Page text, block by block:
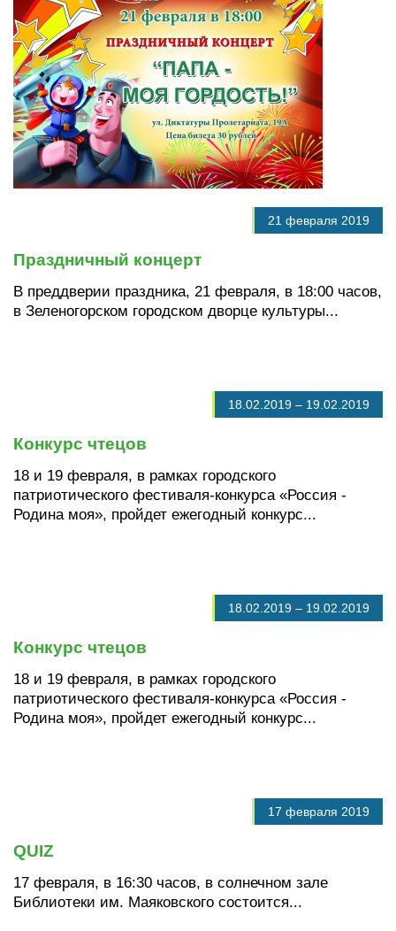
21 февраля 2019
Праздничный концерт
В преддверии праздника, 21 февраля, в 18:00 часов,
в Зеленогорском городском дворце культуры...
18.02.2019 – 19.02.2019
Конкурс чтецов
18 и 19 февраля, в рамках городского
патриотического фестиваля-конкурса «Россия -
Родина моя», пройдет ежегодный конкурс...
18.02.2019 – 19.02.2019
Конкурс чтецов
18 и 19 февраля, в рамках городского
патриотического фестиваля-конкурса «Россия -
Родина моя», пройдет ежегодный конкурс...
17 февраля 2019
QUIZ
17 февраля, в 16:30 часов, в солнечном зале
Библиотеки им. Маяковского состоится...